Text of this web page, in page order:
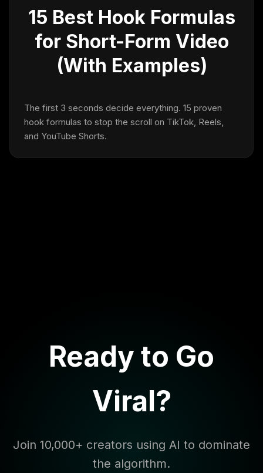
15 Best Hook Formulas
for Short-Form Video
(With Examples)
The first 3 seconds decide everything. 15 proven
hook formulas to stop the scroll on TikTok, Reels,
and YouTube Shorts.
Ready to Go
Viral?
Join 10,000+ creators using AI to dominate
the algorithm.